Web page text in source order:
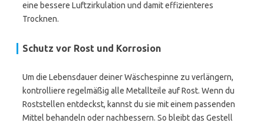
eine bessere Luftzirkulation und damit effizienteres
Trocknen.
Schutz vor Rost und Korrosion
Um die Lebensdauer deiner Wäschespinne zu verlängern,
kontrolliere regelmäßig alle Metallteile auf Rost. Wenn du
Roststellen entdeckst, kannst du sie mit einem passenden
Mittel behandeln oder nachbessern. So bleibt das Gestell